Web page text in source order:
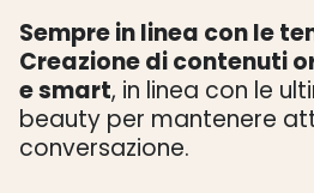
Sempre in linea con le
Creazione di contenuti
e smart, in linea con le
beauty per mantenere
conversazione.